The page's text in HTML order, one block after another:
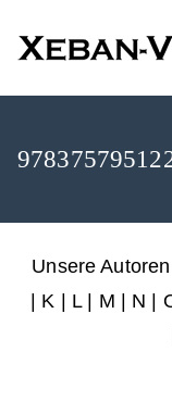
Unsere Autoren
K L| M N